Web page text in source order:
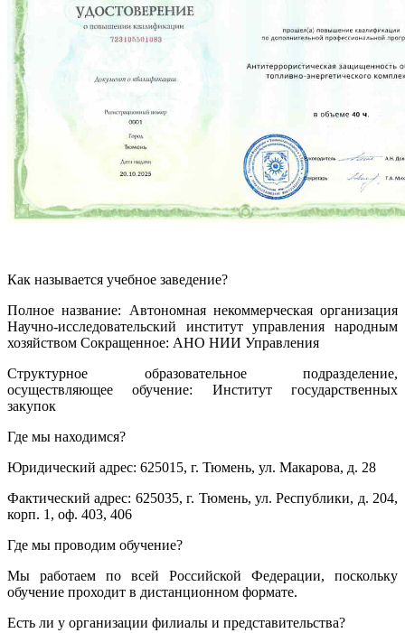
Как называется учебное заведение?
Полное название: Автономная некоммерческая организация
Научно-исследовательский институт управления народным
хозяйством Сокращенное: АНО НИИ Управления
Структурное образовательное подразделение,
осуществляющее обучение: Институт государственных
закупок
Где мы находимся?
Юридический адрес: 625015, г. Тюмень, ул. Макарова, д. 28
Фактический адрес: 625035, г. Тюмень, ул. Республики, д. 204,
корп. 1, оф. 403, 406
Где мы проводим обучение?
Мы работаем по всей Российской Федерации, поскольку
обучение проходит в дистанционном формате.
Есть ли у организации филиалы и представительства?